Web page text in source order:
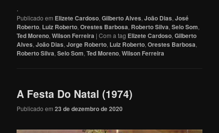
.
Publicado em Elizete Cardoso,Gilberto Alves,João Dias,José
Roberto, Luiz Roberto,Orestes Barbosa, Roberto Silva,Selo Som,
Ted Moreno,Wilson Ferreira |Com a tag Elizete Cardoso,Gilberto
Alves,João Dias,Jorge Roberto, Luiz Roberto,Orestes Barbosa,
Roberto Silva,Selo Som,Ted Moreno,Wilson Ferreira
A Festa Do Natal (1974)
Publicado em23 de dezembro de 2020